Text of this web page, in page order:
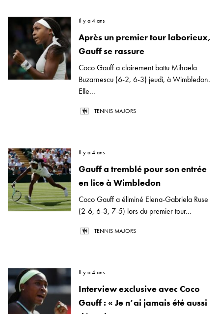
Il y a 4 ans
Après un premier tour laborieux,
Gauff se rassure
Coco Gauff a clairement battu Mihaela
Buzarnescu (6-2, 6-3) jeudi, à Wimbledon.
Elle...
TENNIS MAJORS
Il y a 4 ans
Gauff a tremblé pour son entrée
en lice à Wimbledon
Coco Gauff a éliminé Elena-Gabriela Ruse
(2-6, 6-3, 7-5) lors du premier tour...
TENNIS MAJORS
Il y a 4 ans
Interview exclusive avec Coco
Gauff : « Je n’ai jamais été aussi